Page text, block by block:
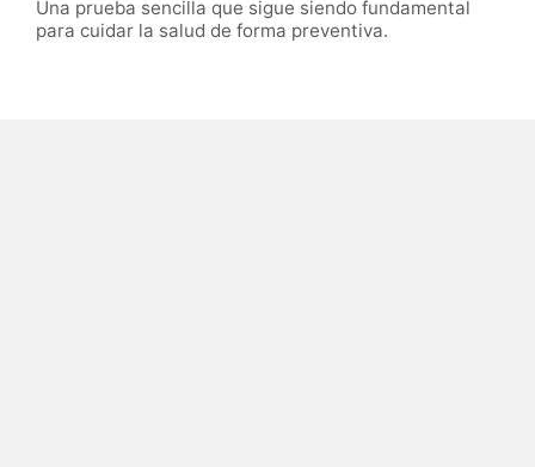
Una prueba sencilla que sigue siendo fundamental
para cuidar la salud de forma preventiva.